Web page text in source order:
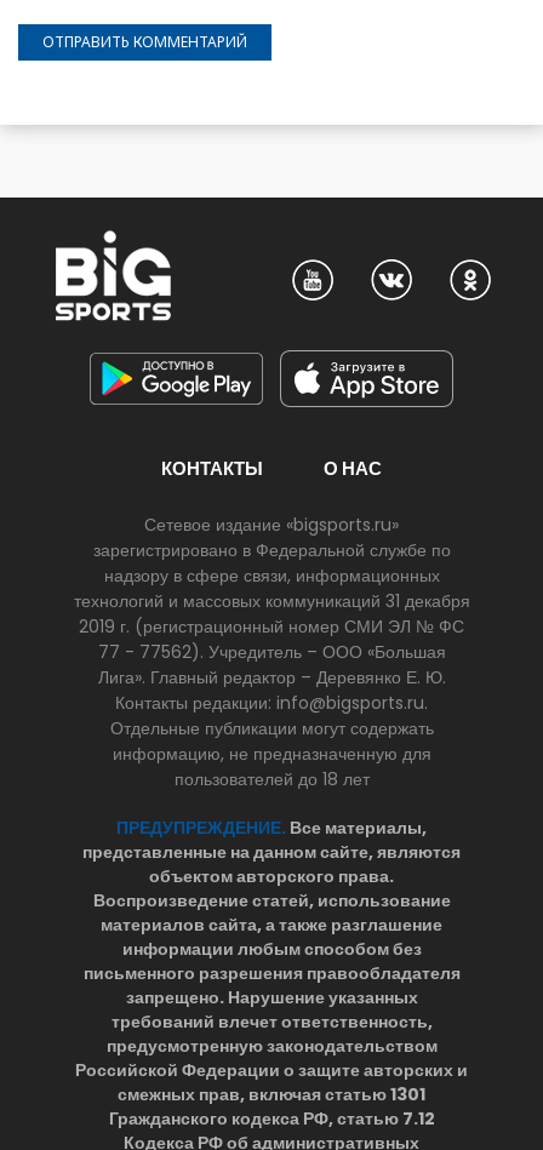
КОНТАКТЫ О НАС
Сетевое издание «bigsports.ru»
зарегистрировано в Федеральной службе по
надзору в сфере связи, информационных
технологий и массовых коммуникаций 31 декабря
2019 г. (регистрационный номер СМИ ЭЛ № ФС
77 - 77562). Учредитель – ООО «Большая
Лига». Главный редактор – Деревянко Е. Ю.
Контакты редакции: info@bigsports.ru.
Отдельные публикации могут содержать
информацию, не предназначенную для
пользователей до 18 лет
ПРЕДУПРЕЖДЕНИЕ. Все материалы,
представленные на данном сайте, являются
объектом авторского права.
Воспроизведение статей, использование
материалов сайта, а также разглашение
информации любым способом без
письменного разрешения правообладателя
запрещено. Нарушение указанных
требований влечет ответственность,
предусмотренную законодательством
Российской Федерации о защите авторских и
смежных прав, включая статью 1301
Гражданского кодекса РФ, статью 7.12
Кодекса РФ об административных